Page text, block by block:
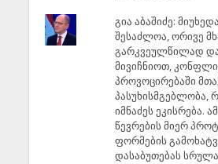
გია აბაშიძე:
შესაძლოა, ორივე
გარკვეულწილად
მივიჩნიოთ,
პროვოცირებაში
პასუხისმგებლობა,
იმნაძეს ეკისრება.
წევრების მიერ
ფორმების
დასაბუთებას